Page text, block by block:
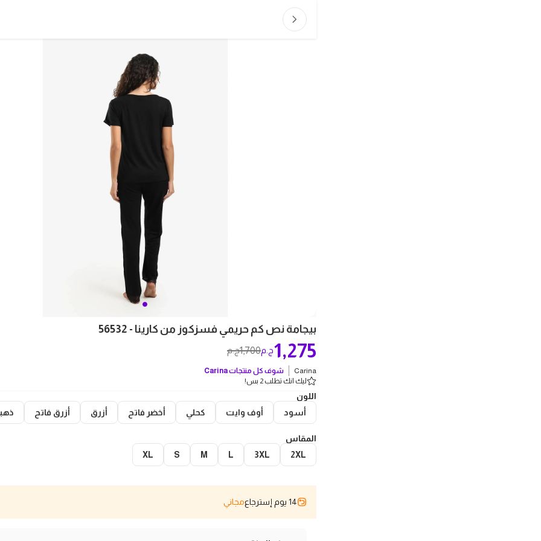
بيجامة نص كم حريمي فسزكوز من كارينا - 56532
1,700ج.م 1,275ج.م
Carina شوف كل منتجاتCarina
ليك انك تطلب 2 بس!
اللون
أسود
أوف وايت كحلي أخضر فاتح أزرق أزرق فاتح
المقاس
2XL
3XL
L
M
S
XL
14 يوم إسترجاع مجاني